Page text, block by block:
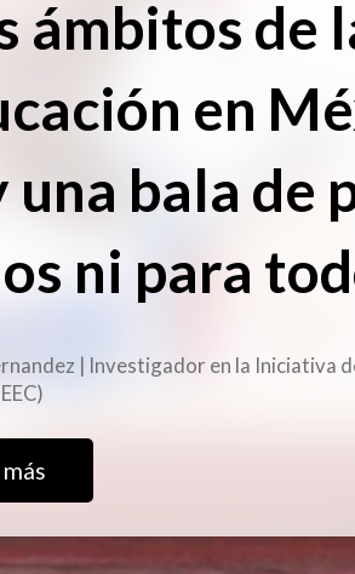
ámbitos de
en
una bala de
ni para
| Investigador en la Iniciativa